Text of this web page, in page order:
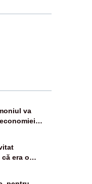
va
era o
de